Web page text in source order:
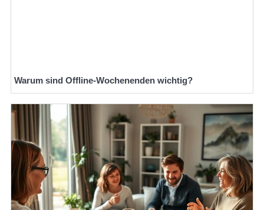
Warum sind Offline-Wochenenden wichtig?